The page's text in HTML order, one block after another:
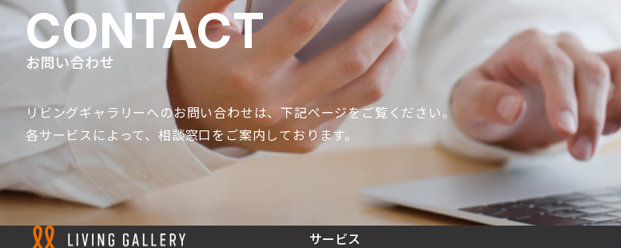
CONTACT
お問い合わせ
リビングギャラリーへのお問い合わせは、下記ページをご覧ください。
各サービスによって、相談窓口をご案内しております。
サービス